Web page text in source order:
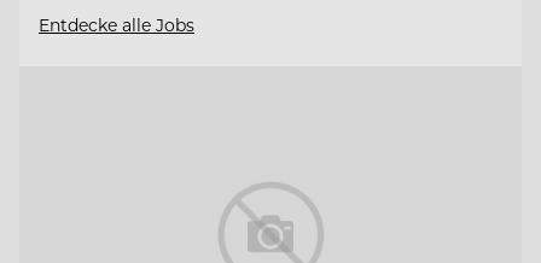
Entdecke alle Jobs